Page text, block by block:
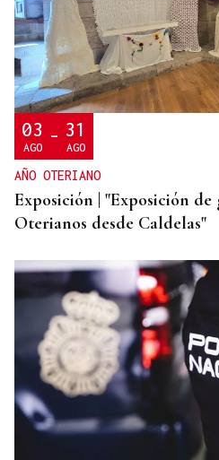
CONATO EXTINGUIDO
Vídeo | Se desata un
cantera de Untes
03
AGO - 31
AGO
AÑO OTERIANO
Exposición | "Exposición de
Oterianos desde Caldelas"